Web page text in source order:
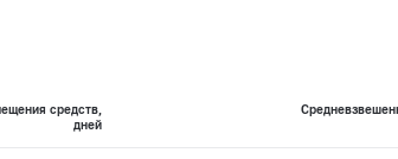
средств,
дней